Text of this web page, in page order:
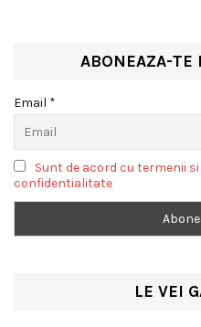
ABONEAZA-TE
Email *
Sunt de acord cu termenii
confidentialitate
LE VEI